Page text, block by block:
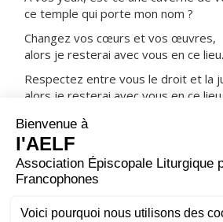
ce temple qui porte mon nom ?
Changez vos cœurs et vos œuvres,
alors je resterai avec vous en ce lieu.
Respectez entre vous le droit et la
alors je resterai avec vous en ce lieu.
ORAISON
Dieu qui peut mettre au cœur de tes
désir, donne à ton peuple d'aimer
commandes et d'attendre ce que tu
s'établissent fermement là où se